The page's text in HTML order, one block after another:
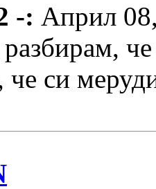
-: Април
че
си